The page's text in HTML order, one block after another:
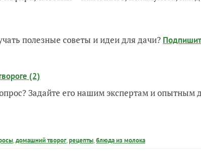
полезные советы и идеи для дачи?
(2)
Задайте его нашим экспертам и опытным
,домашний творог,рецепты,блюда из молока